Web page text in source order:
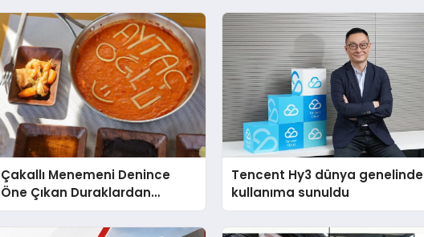
Çakallı Menemeni Denince
Öne Çıkan Duraklardan
Aytaçoğlu Menemen
Tencent Hy3 dünya genelinde
kullanıma sunuldu